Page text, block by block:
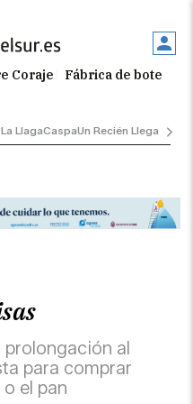
Coraje Fábrica de botellas
LlagaCaspaUn Recién Llegado
prolongación al
para comprar
el pan